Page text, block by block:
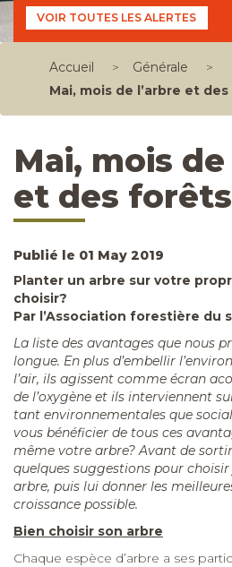
VOIR TOUTES LES ALERTES
Accueil > Générale
>
Mai, mois de l’arbre et
Mai, mois de
et des forêts
Publié le 01 May 2019
Planter un arbre sur votre
choisir?
Par l’Association forestière du
La liste des avantages que nous
longue. En plus d’embellir
l’air, ils agissent comme écran
de l’oxygène et ils interviennent
tant environnementales que
vous bénéficier de tous ces
même votre arbre? Avant de
quelques suggestions pour
arbre, puis lui donner les
croissance possible.
Bien choisir son arbre
Chaque espèce d’arbre a ses